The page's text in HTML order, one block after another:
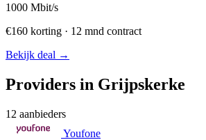
1000 Mbit/s
€160 korting · 12 mnd contract
Bekijk deal →
Providers in Grijpskerke
12 aanbieders
Youfone